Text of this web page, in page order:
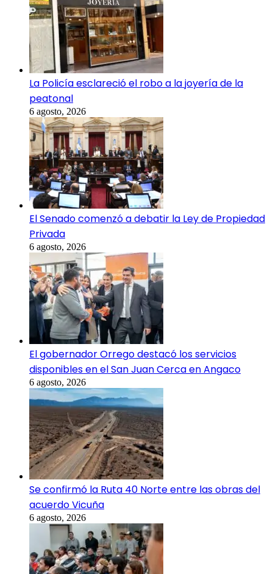
La Policía esclareció el robo a la joyería de la
peatonal
6 agosto, 2026
El Senado comenzó a debatir la Ley de Propiedad
Privada
6 agosto, 2026
El gobernador Orrego destacó los servicios
disponibles en el San Juan Cerca en Angaco
6 agosto, 2026
Se confirmó la Ruta 40 Norte entre las obras del
acuerdo Vicuña
6 agosto, 2026